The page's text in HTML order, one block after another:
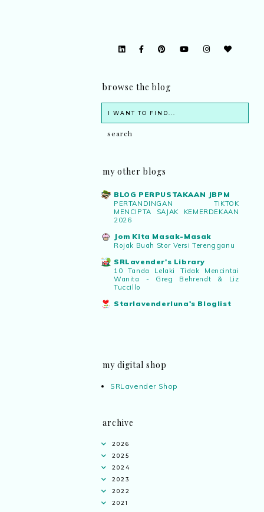
browse the blog
my other blogs
BLOG PERPUSTAKAAN JBPM
PERTANDINGAN TIKTOK
MENCIPTA SAJAK KEMERDEKAAN
2026
Jom Kita Masak-Masak
Rojak Buah Stor Versi Terengganu
SRLavender's Library
10 Tanda Lelaki Tidak Mencintai
Wanita - Greg Behrendt & Liz
Tuccillo
Starlavenderluna's Bloglist
my digital shop
SRLavender Shop
archive
2026
2025
2024
2023
2022
2021
Ana Jingga
tiktok mencipta sajak